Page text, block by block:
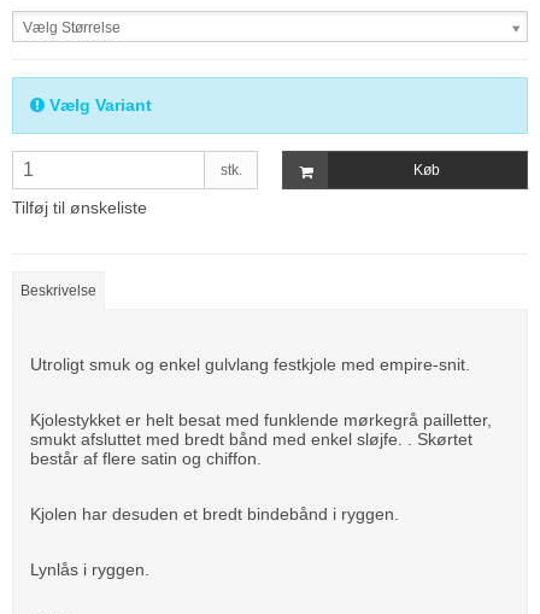
Vælg Størrelse
Vælg Variant
stk. Køb
Tilføj til ønskeliste
Beskrivelse
Utroligt smuk og enkel gulvlang festkjole med empire-snit.
Kjolestykket er helt besat med funklende mørkegrå pailletter,
smukt afsluttet med bredt bånd med enkel sløjfe. . Skørtet
består af flere satin og chiffon.
Kjolen har desuden et bredt bindebånd i ryggen.
Lynlås i ryggen.